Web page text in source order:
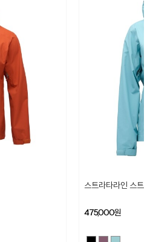
스트라타라인 스
475,000원